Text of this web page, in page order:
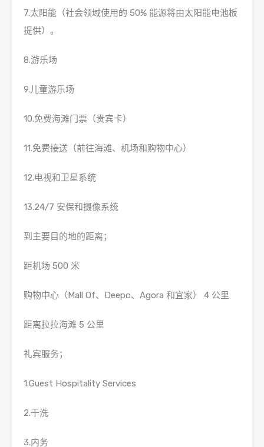
7.太阳能（社会领域使用的 50% 能源将由太阳能电池板
提供）。
8.游乐场
9.儿童游乐场
10.免费海滩门票（贵宾卡）
11.免费接送（前往海滩、机场和购物中心）
12.电视和卫星系统
13.24/7 安保和摄像系统
到主要目的地的距离；
距机场 500 米
购物中心（Mall Of、Deepo、Agora 和宜家） 4 公里
距离拉拉海滩 5 公里
礼宾服务；
1.Guest Hospitality Services
2.干洗
3.内务